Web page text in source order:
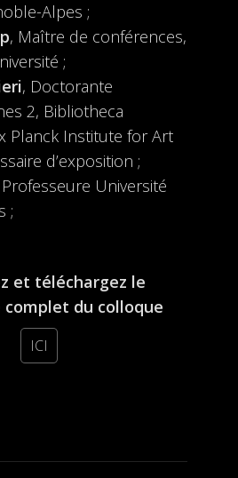
Alpes ;
, Maître de conférences,
;
, Doctorante
2, Bibliotheca
Planck Institute for Art
d’exposition ;
Professeure Université
;
et téléchargez le
du colloque
ICI